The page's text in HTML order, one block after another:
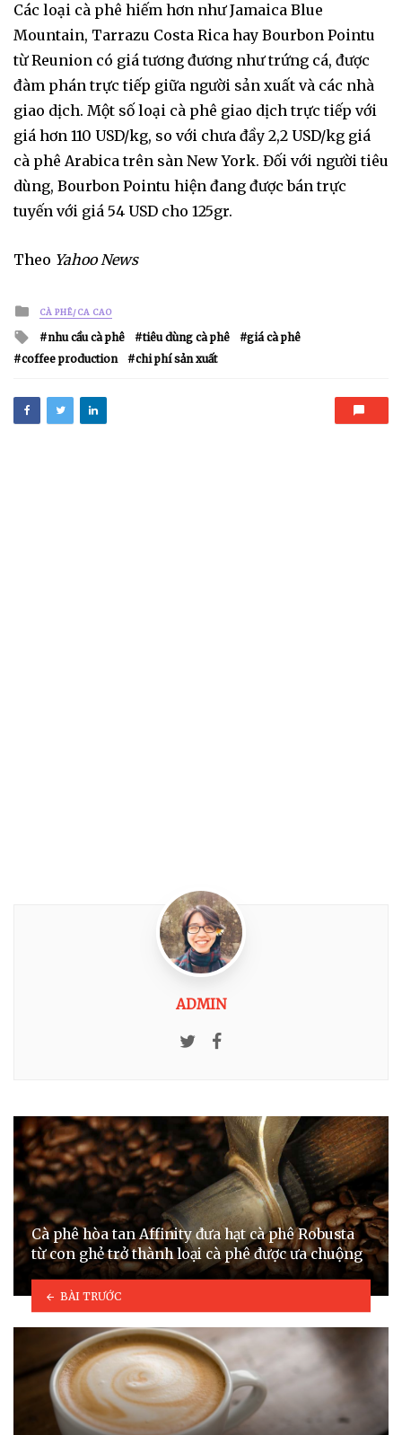
Các loại cà phê hiếm hơn như Jamaica Blue
Mountain, Tarrazu Costa Rica hay Bourbon Pointu
từ Reunion có giá tương đương như trứng cá, được
đàm phán trực tiếp giữa người sản xuất và các nhà
giao dịch. Một số loại cà phê giao dịch trực tiếp với
giá hơn 110 USD/kg, so với chưa đầy 2,2 USD/kg giá
cà phê Arabica trên sàn New York. Đối với người tiêu
dùng, Bourbon Pointu hiện đang được bán trực
tuyến với giá 54 USD cho 125gr.
Theo Yahoo News
Posted
in
CÀ PHÊ/CA CAO
Tagged
with
nhu cầu cà phê tiêu dùng cà phê
giá cà phê
coffee production
chi phí sản xuất
ADMIN
Twitter
Cà phê hòa tan Affinity đưa hạt cà phê Robusta
từ con ghẻ trở thành loại cà phê được ưa chuộng
BÀI TRƯỚC